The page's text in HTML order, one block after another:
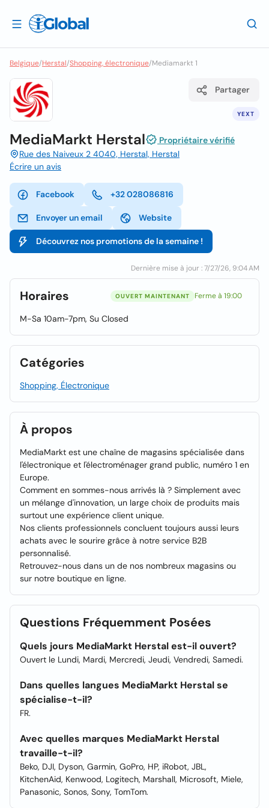
Belgique/Herstal/Shopping, électronique/Mediamarkt 1
YEXT
Partager
MediaMarkt Herstal
Propriétaire vérifié
Rue des Naiveux 2 4040, Herstal, Herstal
Écrire un avis
Facebook +32 028086816
Envoyer un email Website
Découvrez nos promotions de la semaine !
Dernière mise à jour : 7/27/26, 9:04 AM
Horaires OUVERT MAINTENANT Ferme à 19:00
M-Sa 10am-7pm, Su Closed
Catégories
Shopping, Électronique
À propos
MediaMarkt est une chaîne de magasins spécialisée dans
l'électronique et l'électroménager grand public, numéro 1 en
Europe.
Comment en sommes-nous arrivés là ? Simplement avec
un mélange d'innovation, un large choix de produits mais
surtout une expérience client unique.
Nos clients professionnels concluent toujours aussi leurs
achats avec le sourire grâce à notre service B2B
personnalisé.
Retrouvez-nous dans un de nos nombreux magasins ou
sur notre boutique en ligne.
Questions Fréquemment Posées
Quels jours MediaMarkt Herstal est-il ouvert?
Ouvert le Lundi, Mardi, Mercredi, Jeudi, Vendredi, Samedi.
Dans quelles langues MediaMarkt Herstal se
spécialise-t-il?
FR.
Avec quelles marques MediaMarkt Herstal
travaille-t-il?
Beko, DJI, Dyson, Garmin, GoPro, HP, iRobot, JBL,
KitchenAid, Kenwood, Logitech, Marshall, Microsoft, Miele,
Panasonic, Sonos, Sony, TomTom.